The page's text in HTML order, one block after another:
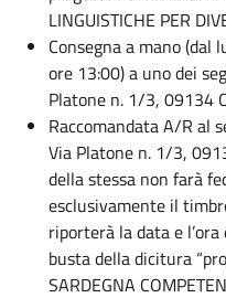
LINGUISTICHE PER
Consegna a mano (dal
ore 13:00) a uno dei
Platone n. 1/3, 09134
Raccomandata A/R al
Via Platone n. 1/3,
della stessa non farà
esclusivamente il
riporterà la data e
busta della dicitura
SARDEGNA